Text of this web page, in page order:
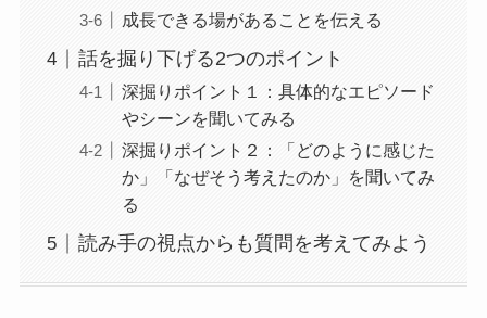
成長できる場があることを伝える
話を掘り下げる2つのポイント
深掘りポイント１：具体的なエピソード
やシーンを聞いてみる
深掘りポイント２：「どのように感じた
か」「なぜそう考えたのか」を聞いてみ
る
読み手の視点からも質問を考えてみよう